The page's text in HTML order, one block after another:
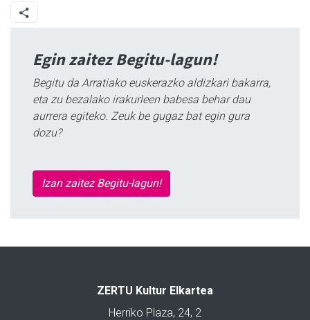
Egin zaitez Begitu-lagun!
Begitu da Arratiako euskerazko aldizkari bakarra,
eta zu bezalako irakurleen babesa behar dau
aurrera egiteko. Zeuk be gugaz bat egin gura
dozu?
Izan zaitez Begitu-lagun!
ZERTU Kultur Elkartea
Herriko Plaza, 24, 2